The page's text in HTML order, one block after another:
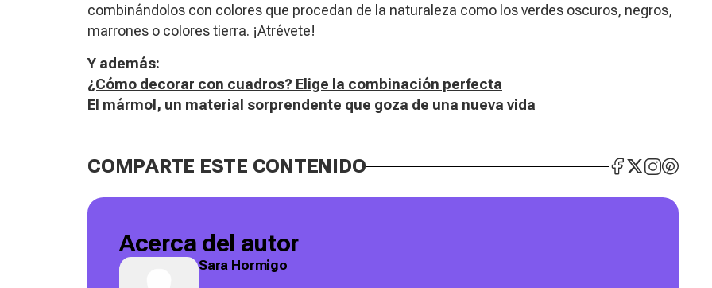
combinándolos con colores que procedan de la naturaleza como los verdes oscuros, negros,
marrones o colores tierra. ¡Atrévete!
Y además:
¿Cómo decorar con cuadros? Elige la combinación perfecta
El mármol, un material sorprendente que goza de una nueva vida
COMPARTE ESTE CONTENIDO
Acerca del autor
Sara Hormigo